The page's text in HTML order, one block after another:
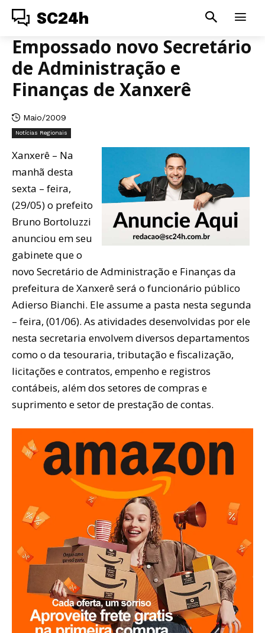
SC24h
Empossado novo Secretário
de Administração e
Finanças de Xanxerê
Maio/2009
Notícias Regionais
Xanxerê – Na
manhã desta
sexta – feira,
(29/05) o prefeito
Bruno Bortoluzzi
anunciou em seu
gabinete que o
novo Secretário de Administração e Finanças da
prefeitura de Xanxerê será o funcionário público
Adierso Bianchi. Ele assume a pasta nesta segunda
– feira, (01/06). As atividades desenvolvidas por ele
nesta secretaria envolvem diversos departamentos
como o da tesouraria, tributação e fiscalização,
licitações e contratos, empenho e registros
contábeis, além dos setores de compras e
suprimento e setor de prestação de contas.